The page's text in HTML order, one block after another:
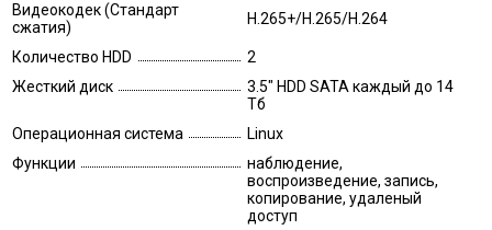
Видеокодек (Стандарт
сжатия)
H.265+/H.265/H.264
Количество HDD
2
Жесткий диск
3.5" HDD SATA каждый до 14
Тб
Операционная система
Linux
Функции
наблюдение,
воспроизведение, запись,
копирование, удаленый
доступ